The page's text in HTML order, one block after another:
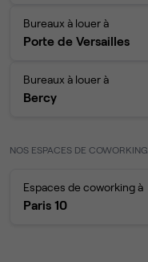
Bureaux à louer à
Porte de Versailles
Bureaux à louer à
Bercy
NOS ESPACES DE COWORKING
Espaces de coworking à
Paris 10